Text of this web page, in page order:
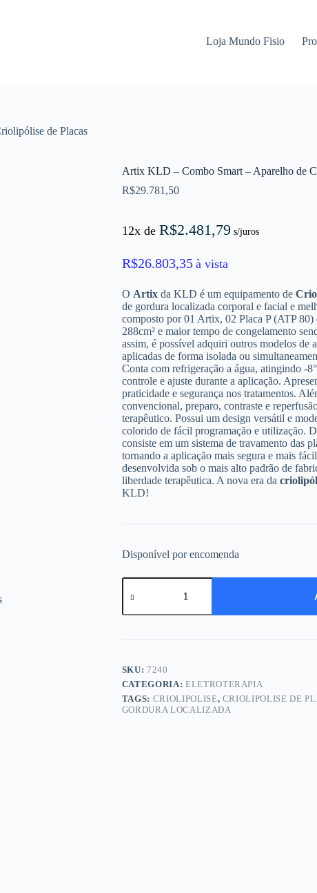
Loja Mundo Fisio
de Placas
Artix KLD – Combo Smart – Aparelho de
R$29.781,50
12x de R$2.481,79 s/juros
R$26.803,35 à vista
O Artixda KLD é um equipamento de
de gordura localizada corporal e facial e
composto por 01 Artix, 02 Placa P (ATP
288cm² e maior tempo de congelamento
assim, é possível adquiri outros modelos de
aplicadas de forma isolada ou
Conta com refrigeração a água, atingindo -
controle e ajuste durante a aplicação.
praticidade e segurança nos tratamentos.
convencional, preparo, contraste e
terapêutico. Possui um design versátil e
colorido de fácil programação e utilização.
consiste em um sistema de travamento das
tornando a aplicação mais segura e mais
desenvolvida sob o mais alto padrão de
liberdade terapêutica. A nova era da
KLD!
Disponível por encomenda
Artix
KLD
Combo
-
de
Criolipólise
de
Placas
quantidade
SKU: 7240
CATEGORIA: ELETROTERAPIA
TAGS: CRIOLIPOLISE, CRIOLIPOLISE DE
GORDURA LOCALIZADA